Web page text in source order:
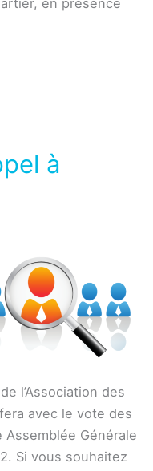
en présence
à
l’Association des
avec le vote des
Générale
Si vous souhaitez